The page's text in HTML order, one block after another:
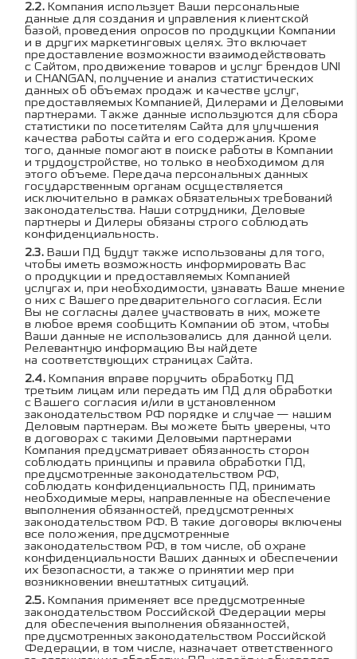
Компания использует Ваши персональные
данные для создания и управления клиентской
базой, проведения опросов по продукции Компании
и в других маркетинговых целях. Это включает
предоставление возможности взаимодействовать
с Сайтом, продвижение товаров и услуг брендов UNI
и CHANGAN, получение и анализ статистических
данных об объемах продаж и качестве услуг,
предоставляемых Компанией, Дилерами и Деловыми
партнерами. Также данные используются для сбора
статистики по посетителям Сайта для улучшения
качества работы сайта и его содержания. Кроме
того, данные помогают в поиске работы в Компании
и трудоустройстве, но только в необходимом для
этого объеме. Передача персональных данных
государственным органам осуществляется
исключительно в рамках обязательных требований
законодательства. Наши сотрудники, Деловые
партнеры и Дилеры обязаны строго соблюдать
конфиденциальность.
Ваши ПД будут также использованы для того,
чтобы иметь возможность информировать Вас
о продукции и предоставляемых Компанией
услугах и, при необходимости, узнавать Ваше мнение
о них с Вашего предварительного согласия. Если
Вы не согласны далее участвовать в них, можете
в любое время сообщить Компании об этом, чтобы
Ваши данные не использовались для данной цели.
Релевантную информацию Вы найдете
на соответствующих страницах Сайта.
Компания вправе поручить обработку ПД
третьим лицам или передать им ПД для обработки
с Вашего согласия и/или в установленном
законодательством РФ порядке и случае — нашим
Деловым партнерам. Вы можете быть уверены, что
в договорах с такими Деловыми партнерами
Компания предусматривает обязанность сторон
соблюдать принципы и правила обработки ПД,
предусмотренные законодательством РФ,
соблюдать конфиденциальность ПД, принимать
необходимые меры, направленные на обеспечение
выполнения обязанностей, предусмотренных
законодательством РФ. В такие договоры включены
все положения, предусмотренные
законодательством РФ, в том числе, об охране
конфиденциальности Ваших данных и обеспечении
их безопасности, а также о принятии мер при
возникновении внештатных ситуаций.
Компания применяет все предусмотренные
законодательством Российской Федерации меры
для обеспечения выполнения обязанностей,
предусмотренных законодательством Российской
Федерации, в том числе, назначает ответственного